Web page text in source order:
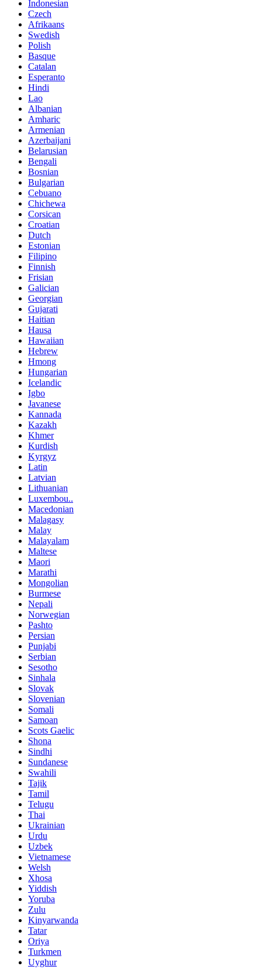
Indonesian
Czech
Afrikaans
Swedish
Polish
Basque
Catalan
Esperanto
Hindi
Lao
Albanian
Amharic
Armenian
Azerbaijani
Belarusian
Bengali
Bosnian
Bulgarian
Cebuano
Chichewa
Corsican
Croatian
Dutch
Estonian
Filipino
Finnish
Frisian
Galician
Georgian
Gujarati
Haitian
Hausa
Hawaiian
Hebrew
Hmong
Hungarian
Icelandic
Igbo
Javanese
Kannada
Kazakh
Khmer
Kurdish
Kyrgyz
Latin
Latvian
Lithuanian
Luxembou..
Macedonian
Malagasy
Malay
Malayalam
Maltese
Maori
Marathi
Mongolian
Burmese
Nepali
Norwegian
Pashto
Persian
Punjabi
Serbian
Sesotho
Sinhala
Slovak
Slovenian
Somali
Samoan
Scots Gaelic
Shona
Sindhi
Sundanese
Swahili
Tajik
Tamil
Telugu
Thai
Ukrainian
Urdu
Uzbek
Vietnamese
Welsh
Xhosa
Yiddish
Yoruba
Zulu
Kinyarwanda
Tatar
Oriya
Turkmen
Uyghur